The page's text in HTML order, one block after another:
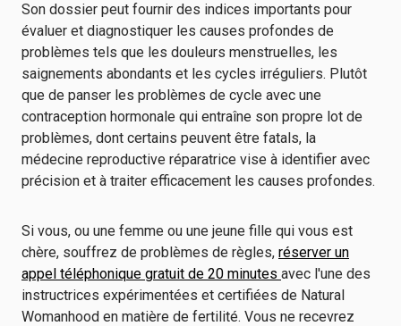
Son dossier peut fournir des indices importants pour
évaluer et diagnostiquer les causes profondes de
problèmes tels que les douleurs menstruelles, les
saignements abondants et les cycles irréguliers. Plutôt
que de panser les problèmes de cycle avec une
contraception hormonale qui entraîne son propre lot de
problèmes, dont certains peuvent être fatals, la
médecine reproductive réparatrice vise à identifier avec
précision et à traiter efficacement les causes profondes.
Si vous, ou une femme ou une jeune fille qui vous est
chère, souffrez de problèmes de règles, réserver un
appel téléphonique gratuit de 20 minutes avec l'une des
instructrices expérimentées et certifiées de Natural
Womanhood en matière de fertilité. Vous ne recevrez